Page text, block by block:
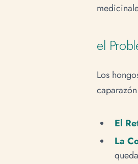
el
Los
El
La